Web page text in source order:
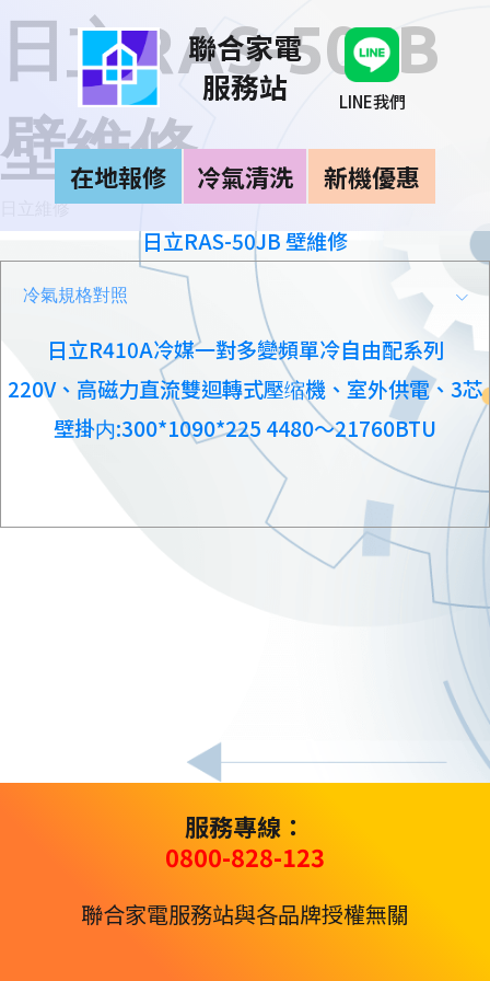
聯合家電
服務站
LINE我們
在地報修 冷氣清洗 新機優惠
日立RAS-50JB
壁維修
日立維修
日立RAS-50JB 壁維修
冷氣規格對照
日立R410A冷媒一對多變頻單冷自由配系列
220V、高磁力直流雙迴轉式壓缩機、室外供電、3芯
壁掛内:300*1090*225 4480〜21760BTU
服務專線：
0800-828-123
聯合家電服務站與各品牌授權無關